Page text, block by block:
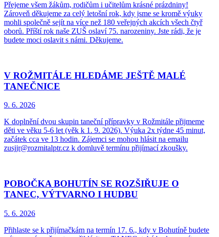
Přejeme všem žákům, rodičům i učitelům krásné prázdniny!
Zároveň děkujeme za celý letošní rok, kdy jsme se kromě výuky
mohli společně sejít na více než 180 veřejných akcích všech čtyř
oborů. Příští rok naše ZUŠ oslaví 75. narozeniny. Jste rádi, že je
budete moci oslavit s námi. Děkujeme.
V ROŽMITÁLE HLEDÁME JEŠTĚ MALÉ
TANEČNICE
9. 6. 2026
K doplnění dvou skupin taneční přípravky v Rožmitále přijmeme
děti ve věku 5-6 let (věk k 1. 9. 2026). Výuka 2x týdne 45 minut,
začátek cca ve 13 hodin. Zájemci se mohou hlásit na emailu
zusjjr@rozmitalptr.cz k domluvě termínu přijímací zkoušky.
POBOČKA BOHUTÍN SE ROZŠIŘUJE O
TANEC, VÝTVARNO I HUDBU
5. 6. 2026
Přihlaste se k přijímačkám na termín 17. 6., kdy v Bohutíně budete